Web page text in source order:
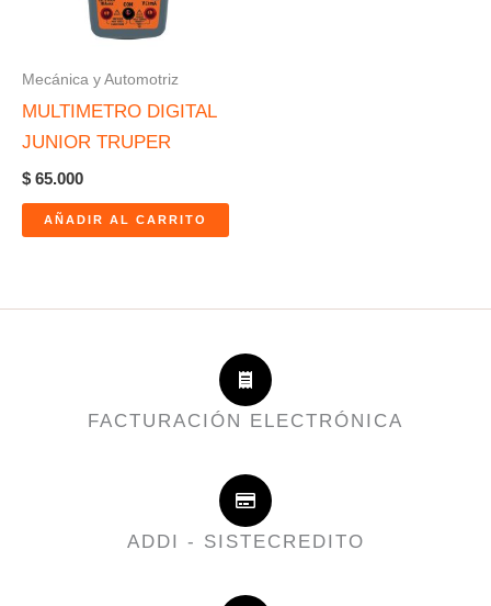
Mecánica y Automotriz
MULTIMETRO DIGITAL
JUNIOR TRUPER
$ 65.000
AÑADIR AL CARRITO
FACTURACIÓN ELECTRÓNICA
ADDI - SISTECREDITO